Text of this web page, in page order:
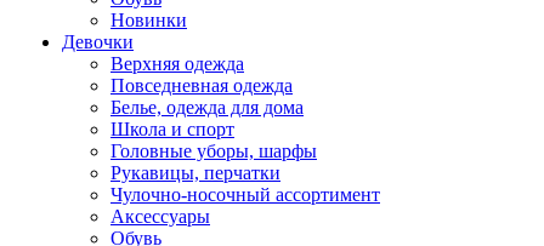
Новинки
Девочки
Верхняя одежда
Повседневная одежда
Белье, одежда для дома
Школа и спорт
Головные уборы, шарфы
Рукавицы, перчатки
Чулочно-носочный ассортимент
Аксессуары
Обувь